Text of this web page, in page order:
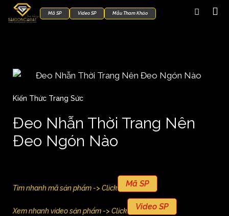
Mã SP Video SP Mẫu Tham Khảo
Kiến Thức Trang Sức
Đeo Nhẫn Thời Trang Nên
Đeo Ngón Nào
Tìm nhanh mã sản phẩm -> Click Mã SP
Xem nhanh video sản phẩm -> Click Video SP